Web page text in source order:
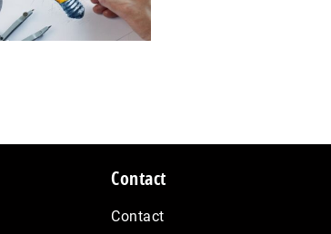
Contact
Contact